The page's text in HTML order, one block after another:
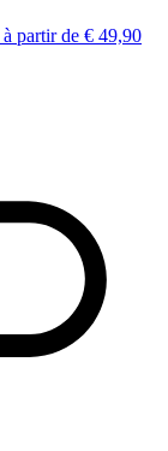
à partir de € 49,90